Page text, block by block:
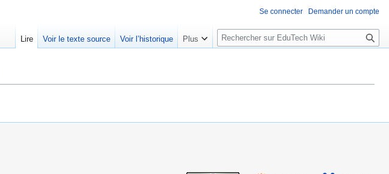
Se connecter Demander un compte
Lire Voir le texte source Voir l’historique Plus
R
e
e